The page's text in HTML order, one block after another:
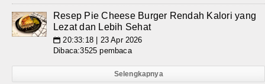
Resep Pie Cheese Burger Rendah Kalori yang
Lezat dan Lebih Sehat
📅 20:33:18 | 23 Apr 2026
Dibaca:3525 pembaca
Selengkapnya